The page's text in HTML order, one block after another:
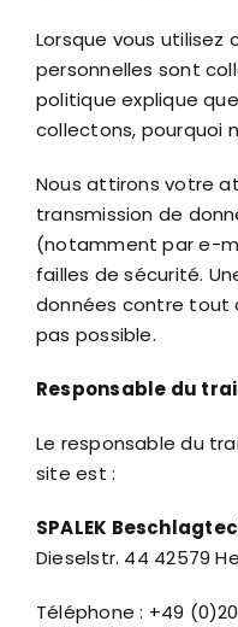
Lorsque vous
personnelles sont
politique explique
collectons, pourquoi
Nous attirons votre
transmission de
(notamment par e-
failles de sécurité.
données contre tout
pas possible.
Responsable du
Le responsable du
site est :
SPALEK
Dieselstr. 44 42579
Téléphone : +49